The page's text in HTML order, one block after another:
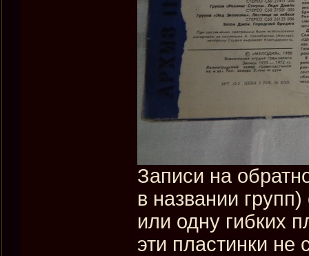
Записи на
в названии
или одну гибких
эти пластинки не